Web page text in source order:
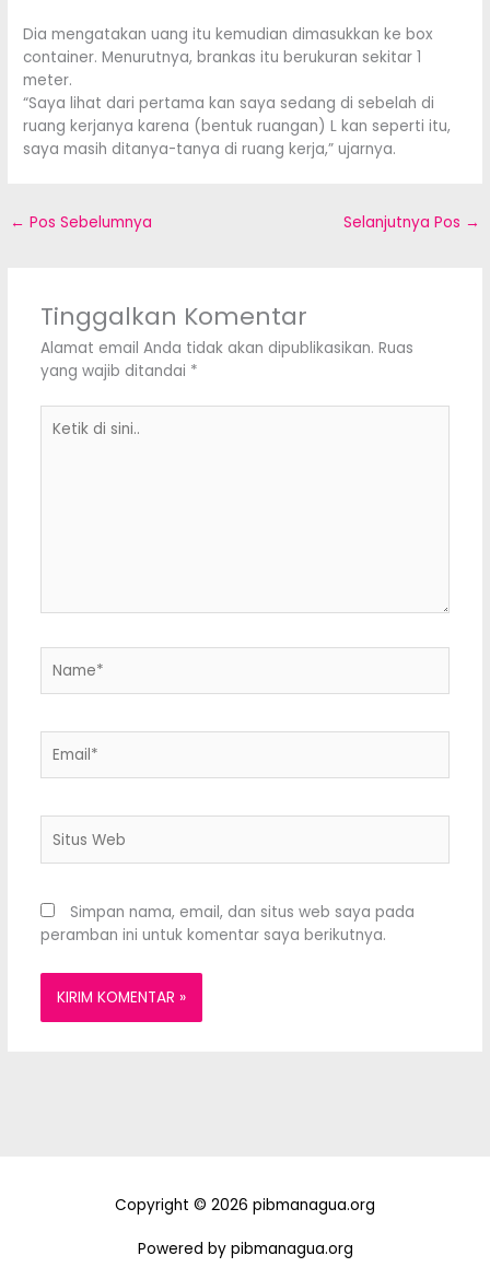
Dia mengatakan uang itu kemudian dimasukkan ke box
container. Menurutnya, brankas itu berukuran sekitar 1
meter.
“Saya lihat dari pertama kan saya sedang di sebelah di
ruang kerjanya karena (bentuk ruangan) L kan seperti itu,
saya masih ditanya-tanya di ruang kerja,” ujarnya.
← Pos Sebelumnya Selanjutnya Pos →
Tinggalkan Komentar
Alamat email Anda tidak akan dipublikasikan. Ruas
yang wajib ditandai *
Web
Simpan nama, email, dan situs web saya pada
peramban ini untuk komentar saya berikutnya.
Copyright © 2026 pibmanagua.org
Powered by pibmanagua.org